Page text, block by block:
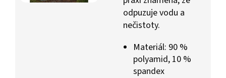
odpuzuje vodu a
nečistoty.
Materiál: 90 %
polyamid, 10 %
spandex